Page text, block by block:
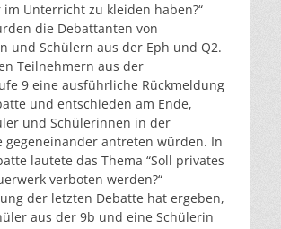
Unterricht zu kleiden haben?“
die Debattanten von
und Schülern aus der Eph und Q2.
Teilnehmern aus der
9 eine ausführliche Rückmeldung
und entschieden am Ende,
und Schülerinnen in der
gegeneinander antreten würden. In
lautete das Thema “Soll privates
verboten werden?“
der letzten Debatte hat ergeben,
aus der 9b und eine Schülerin